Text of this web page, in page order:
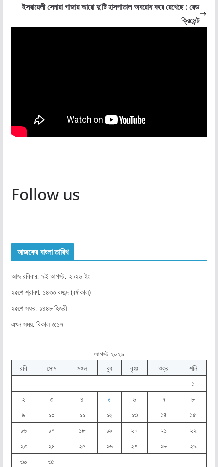
o
k
p
p
g
e
e
r
i
ইসরায়েলী সেনারা গাজার আরো দু’টি হাসপাতাল অবরোধ করে রেখেছে : রেড
ক্রিসেন্ট
Follow us
আজকের বাংলা তারিখ
আজ রবিবার, ৯ই আগস্ট, ২০২৬ ইং
২৫শে শ্রাবণ, ১৪৩৩ বঙ্গাব্দ (বর্ষাকাল)
২৫শে সফর, ১৪৪৮ হিজরী
এখন সময়, বিকাল ৩:১৭
আগস্ট ২০২৬
রবি
সোম মঙ্গল বুধ বৃহঃ শুক্র শনি
১
২
৩ ৪ ৫ ৬ ৭
৮
৯
১০ ১১ ১২ ১৩ ১৪
১৫
১৬
১৭ ১৮ ১৯ ২০ ২১
২২
২৩
২৪ ২৫ ২৬ ২৭ ২৮
২৯
৩০
৩১